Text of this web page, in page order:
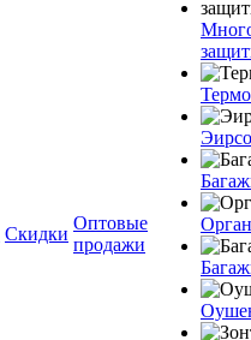
Скидки
Оптовые
продажи